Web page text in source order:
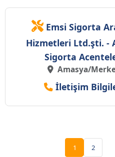
Emsi Sigorta
Hizmetleri Ltd.şti. -
Sigorta
Amasya/
İletişim
1 2